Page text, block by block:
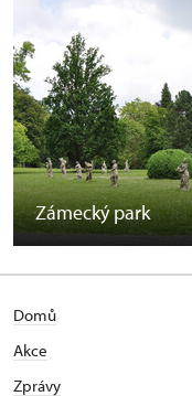
Zámecký park
Domů
Akce
Zprávy